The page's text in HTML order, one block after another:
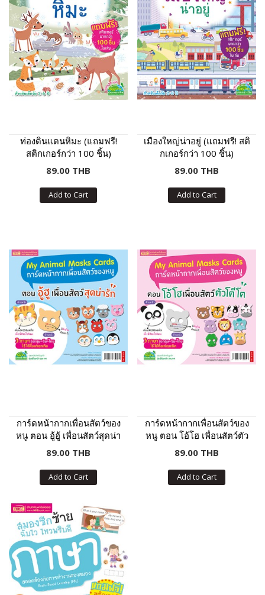
ท่องดินแดนหิมะ (แถมฟรี!
สติกเกอร์กว่า 100 ชิ้น)
89.00 THB
Add to Cart
เมืองใหญ่น่าอยู่ (แถมฟรี! สติ
กเกอร์กว่า 100 ชิ้น)
89.00 THB
Add to Cart
การ์ดหน้ากากเพื่อนสัตว์ของ
หนู ตอน อู้ฮู้ เพื่อนสัตว์สุดน่า
รัก
89.00 THB
Add to Cart
การ์ดหน้ากากเพื่อนสัตว์ของ
หนู ตอน โอ้โฮ เพื่อนสัตว์ตัว
โต๊โต
89.00 THB
Add to Cart